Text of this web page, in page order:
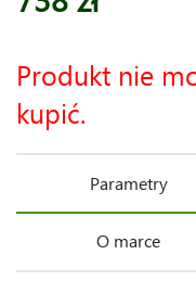
Produkt nie
kupić.
Parametry
O marce